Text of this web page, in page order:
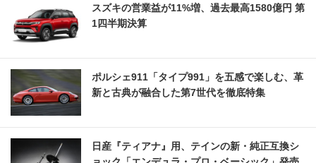
スズキの営業益が11%増、過去最高1580億円 第
1四半期決算
ポルシェ911「タイプ991」を五感で楽しむ、革
新と古典が融合した第7世代を徹底特集
日産『ティアナ』用、テインの新・純正互換シ